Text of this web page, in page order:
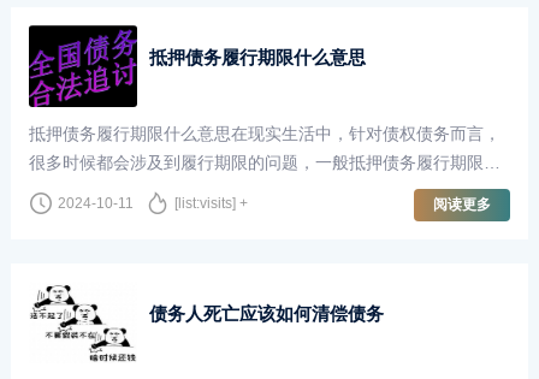
抵押债务履行期限什么意思
抵押债务履行期限什么意思在现实生活中，针对债权债务而言，
很多时候都会涉及到履行期限的问题，一般抵押债务履行期限是
很明确的，那么你知道抵押债务履行期限什么意思？诉宁网小编
为大家整理了相关的法律知识，下面···
2024-10-11 [list:visits] + 阅读更多
债务人死亡应该如何清偿债务